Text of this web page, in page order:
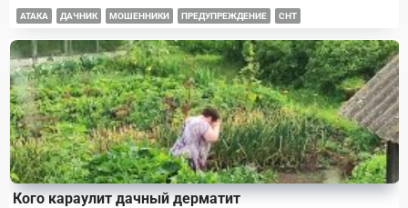
АТАКА ДАЧНИК МОШЕННИКИ ПРЕДУПРЕЖДЕНИЕ СНТ
Кого караулит дачный дерматит